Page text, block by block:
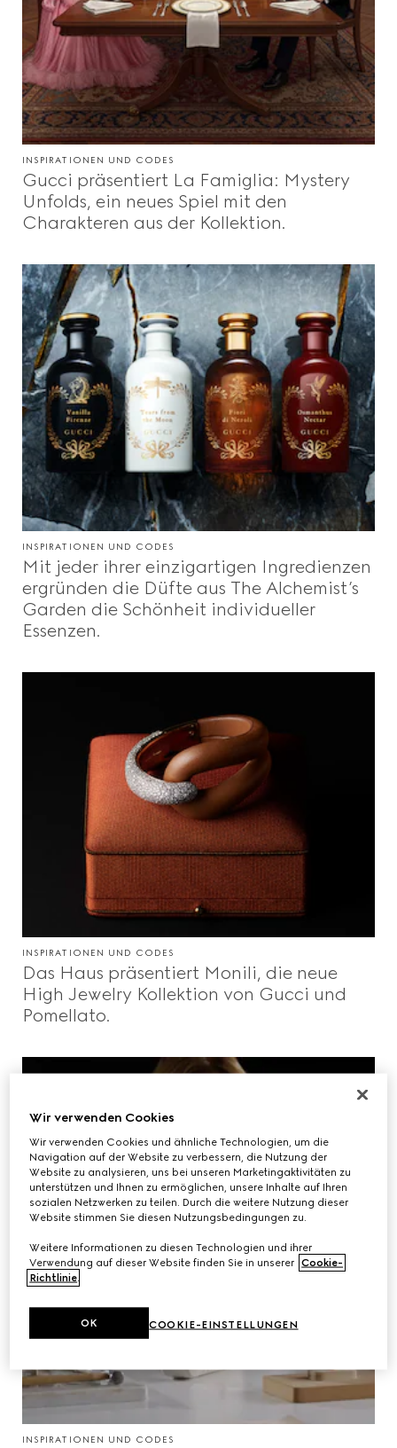
INSPIRATIONEN UND CODES
Gucci präsentiert La Famiglia: Mystery
Unfolds, ein neues Spiel mit den
Charakteren aus der Kollektion.
INSPIRATIONEN UND CODES
Mit jeder ihrer einzigartigen Ingredienzen
ergründen die Düfte aus The Alchemist’s
Garden die Schönheit individueller
Essenzen.
INSPIRATIONEN UND CODES
Das Haus präsentiert Monili, die neue
High Jewelry Kollektion von Gucci und
Pomellato.
INSPIRATIONEN UND CODES
Wir verwenden Cookies
Wir verwenden Cookies und ähnliche Technologien, um die
Navigation auf der Website zu verbessern, die Nutzung der
Website zu analysieren, uns bei unseren Marketingaktivitäten zu
unterstützen und Ihnen zu ermöglichen, unsere Inhalte auf Ihren
sozialen Netzwerken zu teilen. Durch die weitere Nutzung dieser
Website stimmen Sie diesen Nutzungsbedingungen zu.
Weitere Informationen zu diesen Technologien und ihrer
Verwendung auf dieser Website finden Sie in unserer Cookie-
Richtlinie.
COOKIE-EINSTELLUNGEN
OK